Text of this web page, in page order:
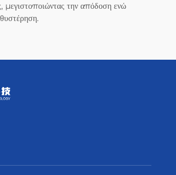
μεγιστοποιώντας την απόδοση ενώ